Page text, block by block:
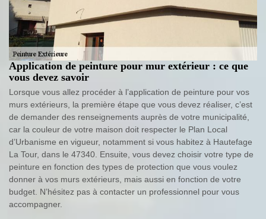
Application de peinture pour mur extérieur : ce que
vous devez savoir
Lorsque vous allez procéder à l’application de peinture pour vos
murs extérieurs, la première étape que vous devez réaliser, c’est
de demander des renseignements auprès de votre municipalité,
car la couleur de votre maison doit respecter le Plan Local
d’Urbanisme en vigueur, notamment si vous habitez à Hautefage
La Tour, dans le 47340. Ensuite, vous devez choisir votre type de
peinture en fonction des types de protection que vous voulez
donner à vos murs extérieurs, mais aussi en fonction de votre
budget. N’hésitez pas à contacter un professionnel pour vous
accompagner.